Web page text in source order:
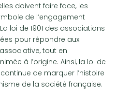
doivent faire face, les
de l’engagement
loi de 1901 des associations
pour répondre aux
tout en
à l’origine. Ainsi, la loi de
de marquer l’histoire
de la société française.